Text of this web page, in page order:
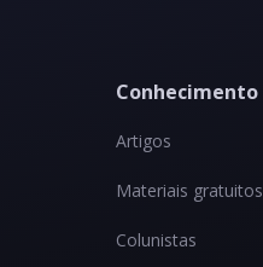
Conhecimento
Artigos
Materiais gratuitos
Colunistas